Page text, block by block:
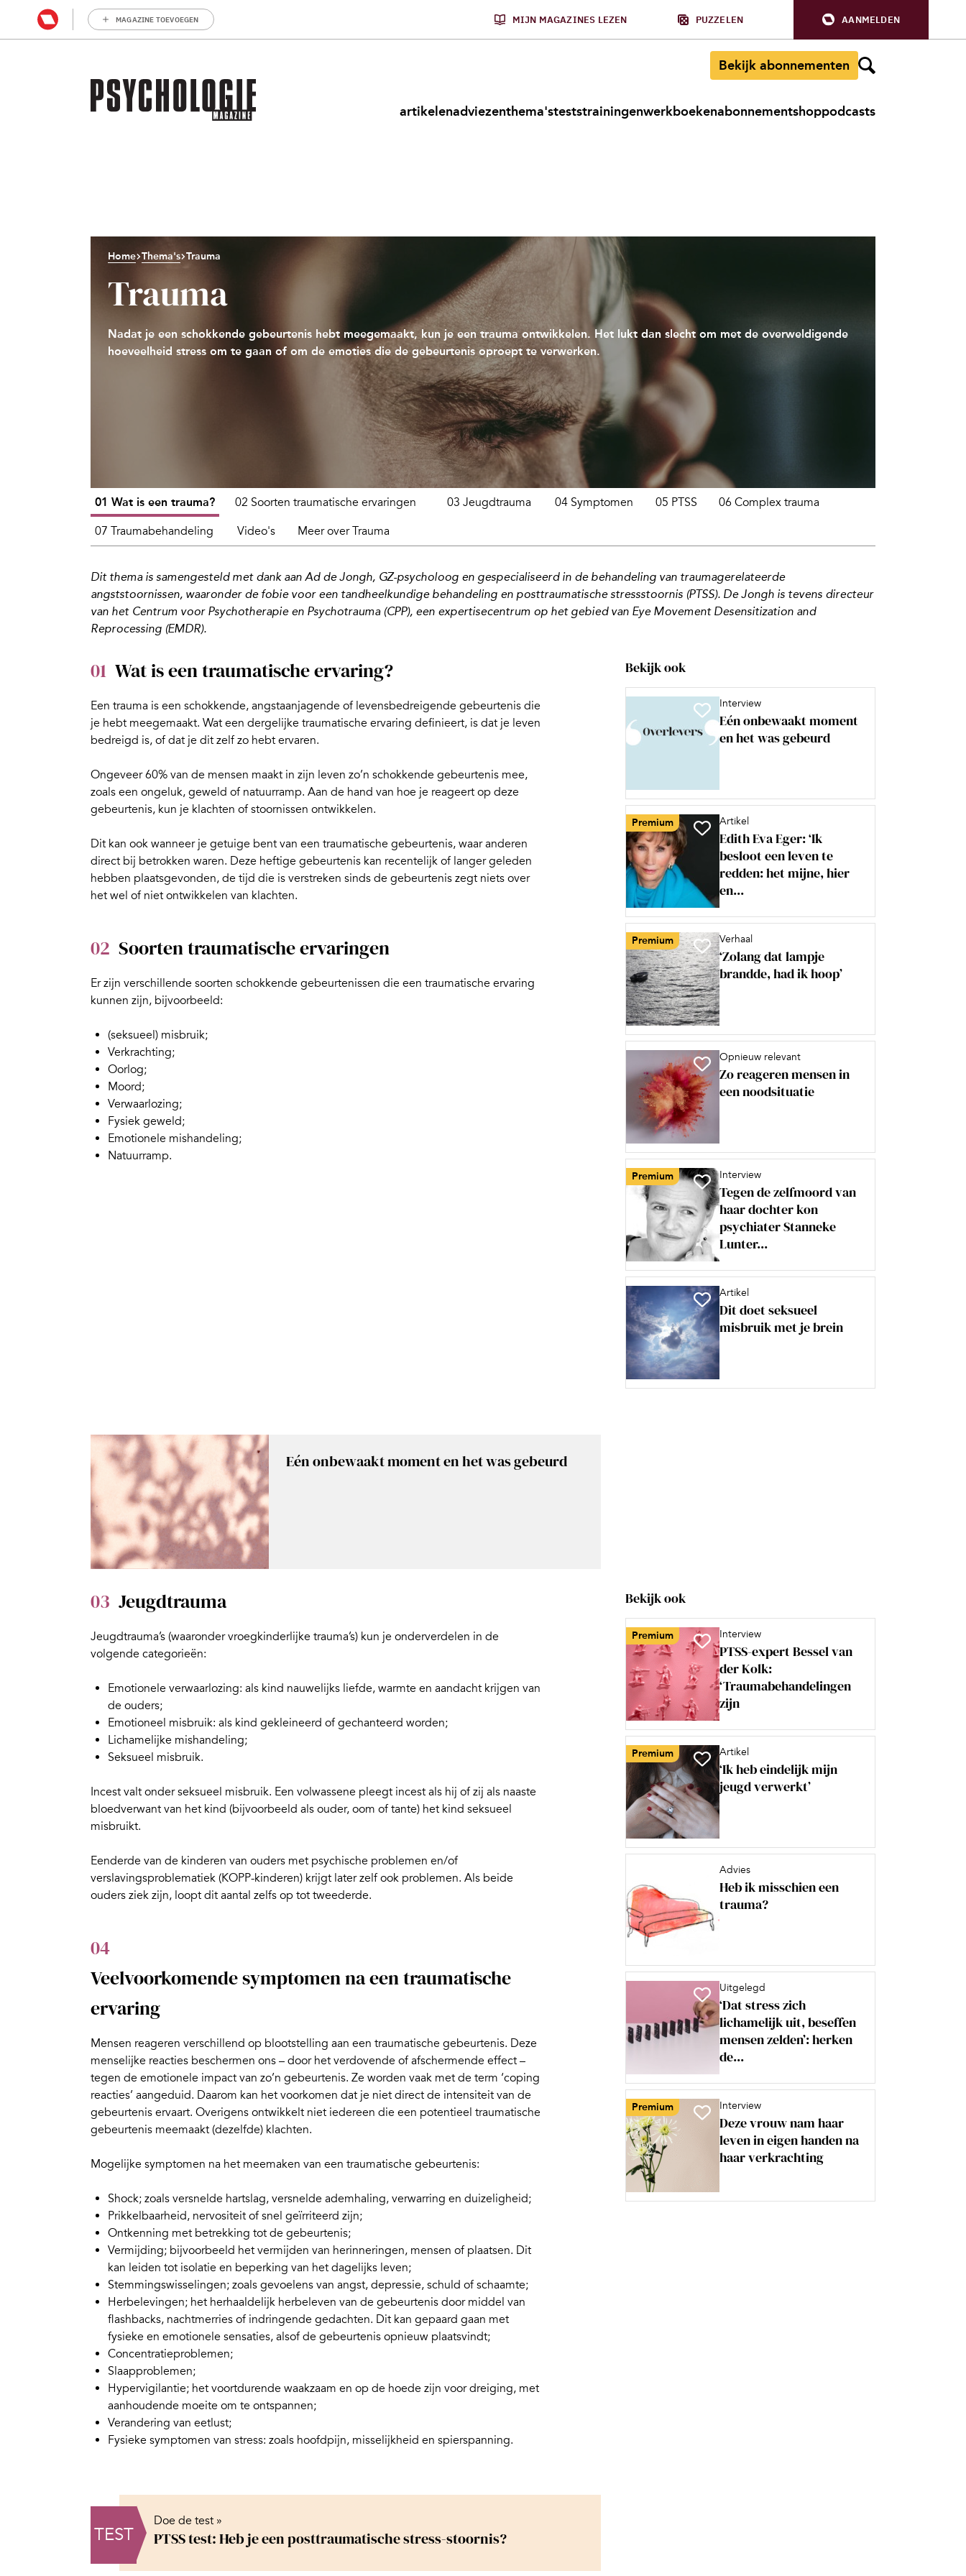
MAGAZINE TOEVOEGEN MIJN MAGAZINES LEZEN PUZZELEN AANMELDEN
Bekijk abonnementen
artikelenadviezenthema'steststrainingenwerkboekenabonnementshoppodcasts
Home Thema's Trauma
Trauma
Nadat je een schokkende gebeurtenis hebt meegemaakt, kun je een trauma ontwikkelen. Het lukt dan slecht om met de overweldigende
hoeveelheid stress om te gaan of om de emoties die de gebeurtenis oproept te verwerken.
01 Wat is een trauma? 02 Soorten traumatische ervaringen 03 Jeugdtrauma 04 Symptomen 05 PTSS
06 Complex trauma
07 Traumabehandeling
Video's Meer over Trauma
Dit thema is samengesteld met dank aan Ad de Jongh, GZ-psycholoog en gespecialiseerd in de behandeling van traumagerelateerde
angststoornissen, waaronder de fobie voor een tandheelkundige behandeling en posttraumatische stressstoornis (PTSS). De Jongh is tevens directeur
van het Centrum voor Psychotherapie en Psychotrauma (CPP), een expertisecentrum op het gebied van Eye Movement Desensitization and
Reprocessing (EMDR).
01 Wat is een traumatische ervaring?
Een trauma is een schokkende, angstaanjagende of levensbedreigende gebeurtenis die
je hebt meegemaakt. Wat een dergelijke traumatische ervaring definieert, is dat je leven
bedreigd is, of dat je dit zelf zo hebt ervaren.
Ongeveer 60% van de mensen maakt in zijn leven zo’n schokkende gebeurtenis mee,
zoals een ongeluk, geweld of natuurramp. Aan de hand van hoe je reageert op deze
gebeurtenis, kun je klachten of stoornissen ontwikkelen.
Dit kan ook wanneer je getuige bent van een traumatische gebeurtenis, waar anderen
direct bij betrokken waren. Deze heftige gebeurtenis kan recentelijk of langer geleden
hebben plaatsgevonden, de tijd die is verstreken sinds de gebeurtenis zegt niets over
het wel of niet ontwikkelen van klachten.
02 Soorten traumatische ervaringen
Er zijn verschillende soorten schokkende gebeurtenissen die een traumatische ervaring
kunnen zijn, bijvoorbeeld:
(seksueel) misbruik;
Verkrachting;
Oorlog;
Moord;
Verwaarlozing;
Fysiek geweld;
Emotionele mishandeling;
Natuurramp.
Bekijk ook
Interview
Eén onbewaakt moment
en het was gebeurd
Premium Artikel
Edith Eva Eger: ‘Ik
besloot een leven te
redden: het mijne, hier
en...
Premium Verhaal
‘Zolang dat lampje
brandde, had ik hoop’
Opnieuw relevant
Zo reageren mensen in
een noodsituatie
Premium Interview
Tegen de zelfmoord van
haar dochter kon
psychiater Stanneke
Lunter...
Artikel
Dit doet seksueel
misbruik met je brein
Eén onbewaakt moment en het was gebeurd
03 Jeugdtrauma
Jeugdtrauma’s (waaronder vroegkinderlijke trauma’s) kun je onderverdelen in de
volgende categorieën:
Emotionele verwaarlozing: als kind nauwelijks liefde, warmte en aandacht krijgen van
de ouders;
Emotioneel misbruik: als kind gekleineerd of gechanteerd worden;
Lichamelijke mishandeling;
Seksueel misbruik.
Incest valt onder seksueel misbruik. Een volwassene pleegt incest als hij of zij als naaste
bloedverwant van het kind (bijvoorbeeld als ouder, oom of tante) het kind seksueel
misbruikt.
Eenderde van de kinderen van ouders met psychische problemen en/of
verslavingsproblematiek (KOPP-kinderen) krijgt later zelf ook problemen. Als beide
ouders ziek zijn, loopt dit aantal zelfs op tot tweederde.
04
Veelvoorkomende symptomen na een traumatische
ervaring
Mensen reageren verschillend op blootstelling aan een traumatische gebeurtenis. Deze
menselijke reacties beschermen ons – door het verdovende of afschermende effect –
tegen de emotionele impact van zo’n gebeurtenis. Ze worden vaak met de term ‘coping
reacties’ aangeduid. Daarom kan het voorkomen dat je niet direct de intensiteit van de
gebeurtenis ervaart. Overigens ontwikkelt niet iedereen die een potentieel traumatische
gebeurtenis meemaakt (dezelfde) klachten.
Mogelijke symptomen na het meemaken van een traumatische gebeurtenis:
Shock; zoals versnelde hartslag, versnelde ademhaling, verwarring en duizeligheid;
Prikkelbaarheid, nervositeit of snel geïrriteerd zijn;
Ontkenning met betrekking tot de gebeurtenis;
Vermijding; bijvoorbeeld het vermijden van herinneringen, mensen of plaatsen. Dit
kan leiden tot isolatie en beperking van het dagelijks leven;
Stemmingswisselingen; zoals gevoelens van angst, depressie, schuld of schaamte;
Herbelevingen; het herhaaldelijk herbeleven van de gebeurtenis door middel van
flashbacks, nachtmerries of indringende gedachten. Dit kan gepaard gaan met
fysieke en emotionele sensaties, alsof de gebeurtenis opnieuw plaatsvindt;
Concentratieproblemen;
Slaapproblemen;
Hypervigilantie; het voortdurende waakzaam en op de hoede zijn voor dreiging, met
aanhoudende moeite om te ontspannen;
Verandering van eetlust;
Fysieke symptomen van stress: zoals hoofdpijn, misselijkheid en spierspanning.
Bekijk ook
Premium Interview
PTSS-expert Bessel van
der Kolk:
‘Traumabehandelingen
zijn
Premium Artikel
‘Ik heb eindelijk mijn
jeugd verwerkt’
Advies
Heb ik misschien een
trauma?
Uitgelegd
‘Dat stress zich
lichamelijk uit, beseffen
mensen zelden’: herken
de...
Premium Interview
Deze vrouw nam haar
leven in eigen handen na
haar verkrachting
TEST
Doe de test »
PTSS test: Heb je een posttraumatische stress-stoornis?